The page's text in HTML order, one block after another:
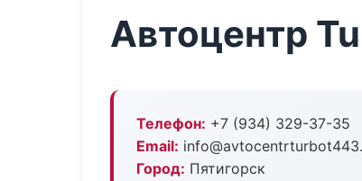
Автоцентр
Телефон: +7 (934) 329-37-35
Email:
Город: Пятигорск